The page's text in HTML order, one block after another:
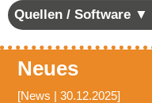
Quellen / Software ▼
Neues
[News | 30.12.2025]